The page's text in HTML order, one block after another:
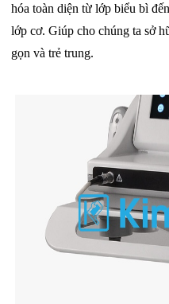
hóa toàn diện từ lớp biểu bì
lớp cơ. Giúp cho chúng ta sở
gọn và trẻ trung.